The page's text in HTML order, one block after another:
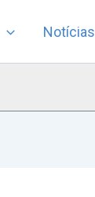
Notícias